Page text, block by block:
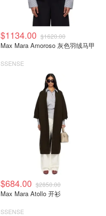
$1134.00 $1620.00
Max Mara Amoroso 灰色羽绒马甲
SSENSE
$684.00 $2850.00
Max Mara Atollo 开衫
SSENSE